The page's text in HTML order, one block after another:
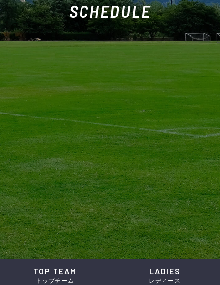
SCHEDULE
TOP TEAM
トップチーム
LADIES
レディース